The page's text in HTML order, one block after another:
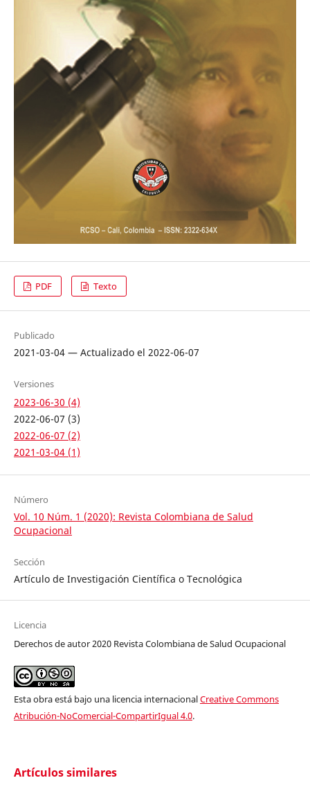
PDF Texto
Publicado
2021-03-04 — Actualizado el 2022-06-07
Versiones
2023-06-30 (4)
2022-06-07 (3)
2022-06-07 (2)
2021-03-04 (1)
Número
Vol. 10 Núm. 1 (2020): Revista Colombiana de Salud
Ocupacional
Sección
Artículo de Investigación Científica o Tecnológica
Licencia
Derechos de autor 2020 Revista Colombiana de Salud Ocupacional
Esta obra está bajo una licencia internacionalCreative Commons
Atribución-NoComercial-CompartirIgual 4.0.
Artículos similares